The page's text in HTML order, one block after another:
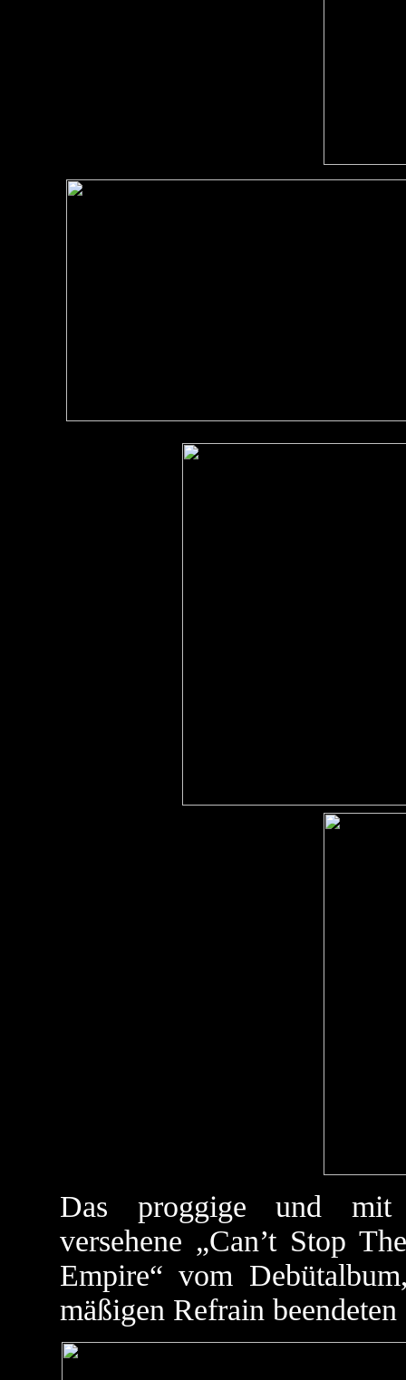
Das proggige und mit
versehene „Can’t Stop
Empire“ vom
mäßigen Refrain